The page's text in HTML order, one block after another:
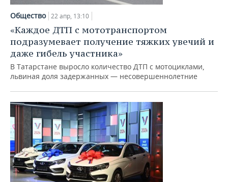
Общество 22 апр, 13:10
«Каждое ДТП с мототранспортом
подразумевает получение тяжких увечий и
даже гибель участника»
В Татарстане выросло количество ДТП с мотоциклами,
львиная доля задержанных — несовершеннолетние